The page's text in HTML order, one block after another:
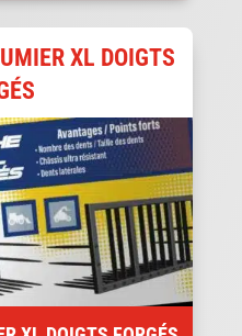
XL DOIGTS